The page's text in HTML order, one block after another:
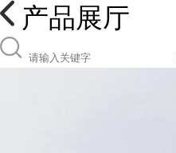
产品展厅